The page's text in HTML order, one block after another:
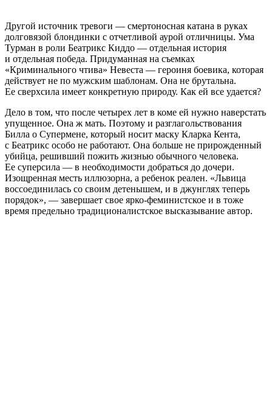
Другой источник тревоги — смертоносная катана в руках
долговязой блондинки с отчетливой аурой отличницы. Ума
Турман в роли Беатрикс Киддо — отдельная история
и отдельная победа. Придуманная на съемках
«Криминального чтива» Невеста — героиня боевика, которая
действует не по мужским шаблонам. Она не брутальна.
Ее сверхсила имеет конкретную природу. Как ей все удается?
Дело в том, что после четырех лет в коме ей нужно наверстать
упущенное. Она ж мать. Поэтому и разглагольствования
Билла о Супермене, который носит маску Кларка Кента,
с Беатрикс особо не работают. Она больше не прирожденный
убийца, решивший пожить жизнью обычного человека.
Ее суперсила — в необходимости добраться до дочери.
Изощренная месть иллюзорна, а ребенок реален. «Львица
воссоединилась со своим детенышем, и в джунглях теперь
порядок», — завершает свое ярко-феминистское и в тоже
время предельно традиционалистское высказывание автор.